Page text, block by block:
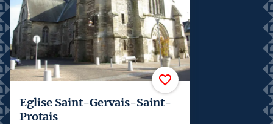
Eglise Saint-Gervais-Saint-
Protais